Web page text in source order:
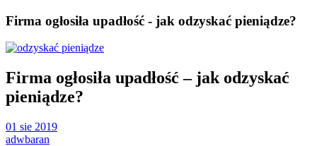
Firma ogłosiła upadłość - jak odzyskać pieniądze?
Firma ogłosiła upadłość – jak odzyskać
pieniądze?
01 sie 2019
adwbaran